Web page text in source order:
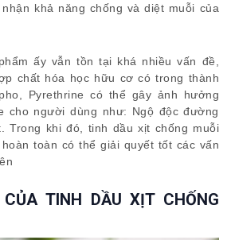
khả năng chống và diệt muỗi của
ấy vẫn tồn tại khá nhiều vấn đề,
chất hóa học hữu cơ có trong thành
Pyrethrine có thể gây ảnh hưởng
cho người dùng như: Ngộ độc đường
Trong khi đó, tinh dầu xịt chống muỗi
toàn có thể giải quyết tốt các vấn
TINH DẦU XỊT CHỐNG